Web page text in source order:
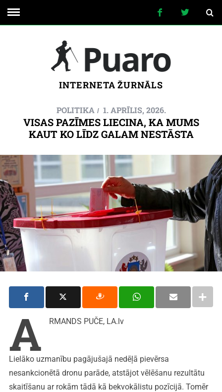
INTERNETA ŽURNĀLS
POLITIKA 1. APRĪLIS, 2026.
VISAS PAZĪMES LIECINA, KA MUMS
KAUT KO LĪDZ GALAM NESTĀSTA
A RMANDS PUČE, LA.lv
Lielāko uzmanību pagājušajā nedēļā pievērsa
nesankcionētā dronu parāde, atstājot vēlēšanu rezultātu
skaitīšanu ar rokām tādā kā bekvokālistu pozīcijā. Tomēr